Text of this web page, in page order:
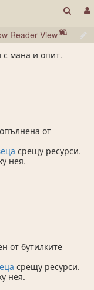
Reader View
с мана и опит.
от
срещу ресурси.
нея.
от бутилките
срещу ресурси.
нея.